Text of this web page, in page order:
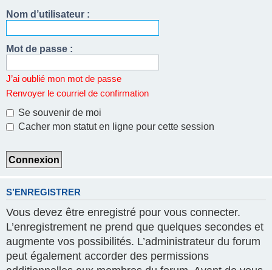
Nom d’utilisateur :
Mot de passe :
J’ai oublié mon mot de passe
Renvoyer le courriel de confirmation
Se souvenir de moi
Cacher mon statut en ligne pour cette session
S’ENREGISTRER
Vous devez être enregistré pour vous connecter.
L’enregistrement ne prend que quelques secondes et
augmente vos possibilités. L’administrateur du forum
peut également accorder des permissions